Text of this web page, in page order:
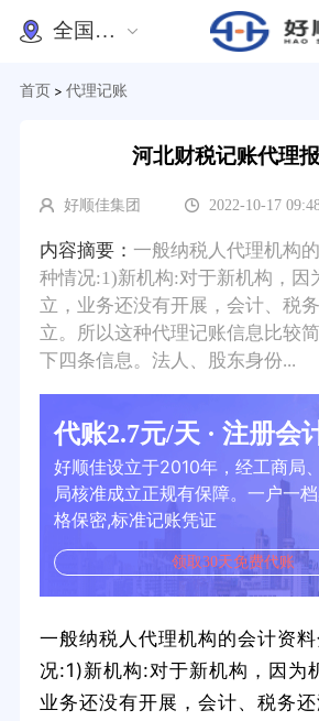
全国办理
首页 > 代理记账
河北财税记账代理
好顺佳集团 2022-10-17
内容摘要： 一般纳税人代理机构
种情况:1)新机构:对于新机构，因
立，业务还没有开展，会计、税
立。所以这种代理记账信息比较
下四条信息。法人、股东身份...
代账2.7元/天 · 注册会
好顺佳设立于2010年，经工商局
局核准成立正规有保障。一户一
格保密,标准记账凭证
领取30天免费代账
一般纳税人代理机构的会计资
况:1)新机构:对于新机构，因为
业务还没有开展，会计、税务